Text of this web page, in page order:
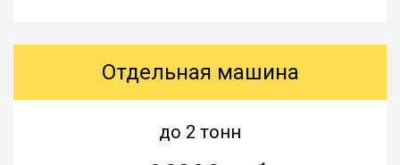
Отдельная машина
до 2 тонн